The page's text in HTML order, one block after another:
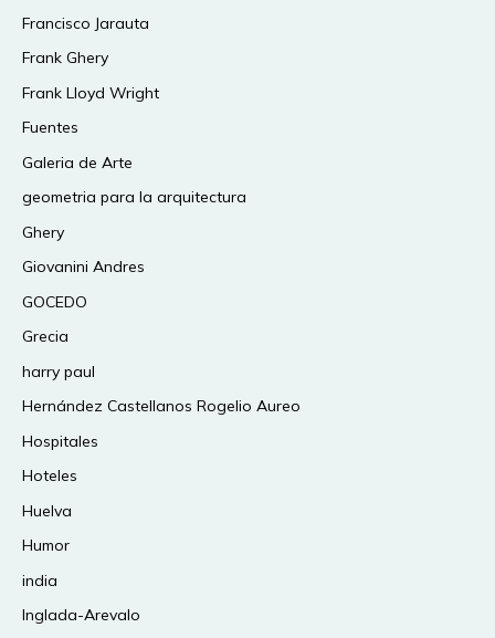
Francisco Jarauta
Frank Ghery
Frank Lloyd Wright
Fuentes
Galeria de Arte
geometria para la arquitectura
Ghery
Giovanini Andres
GOCEDO
Grecia
harry paul
Hernández Castellanos Rogelio Aureo
Hospitales
Hoteles
Huelva
Humor
india
Inglada-Arevalo